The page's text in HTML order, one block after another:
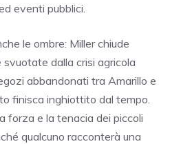
eventi pubblici.
le ombre: Miller chiude
dalla crisi agricola
abbandonati tra Amarillo e
finisca inghiottito dal tempo.
forza e la tenacia dei piccoli
qualcuno racconterà una